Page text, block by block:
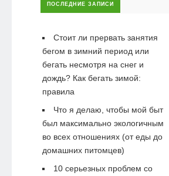
ПОСЛЕДНИЕ ЗАПИСИ
Стоит ли прервать занятия
бегом в зимний период или
бегать несмотря на снег и
дождь? Как бегать зимой:
правила
Что я делаю, чтобы мой быт
был максимально экологичным
во всех отношениях (от еды до
домашних питомцев)
10 серьезных проблем со